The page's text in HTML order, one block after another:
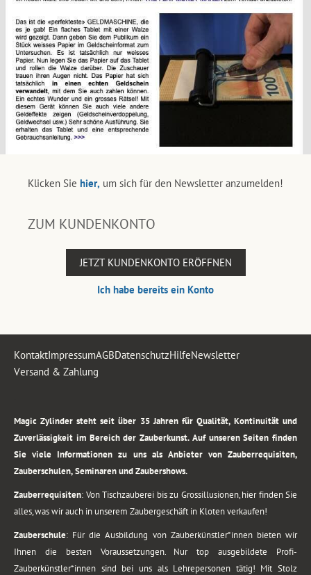
Klicken Sie hier, um sich für den Newsletter anzumelden!
ZUM KUNDENKONTO
JETZT KUNDENKONTO ERÖFFNEN
Ich habe bereits ein Konto
KontaktImpressumAGBDatenschutzHilfeNewsletter
Versand & Zahlung
Magic Zylinder steht seit über 35 Jahren für Qualität, Kontinuität und
Zuverlässigkeit im Bereich der Zauberkunst. Auf unseren Seiten finden
Sie viele Informationen zu uns als Anbieter von Zauberrequisiten,
Zauberschulen, Seminaren und Zaubershows.
Zauberrequisiten: Von Tischzauberei bis zu Grossillusionen, hier finden Sie
alles, was wir auch in unserem Zaubergeschäft in Kloten verkaufen!
Zauberschule: Für die Ausbildung von Zauberkünstler*innen bieten wir
Ihnen die besten Voraussetzungen. Nur top ausgebildete Profi-
Zauberkünstler*innen sind bei uns als Lehrepersonen tätig! Mit Stolz